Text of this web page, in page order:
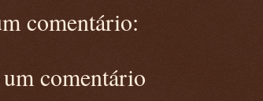
comentário:
comentário